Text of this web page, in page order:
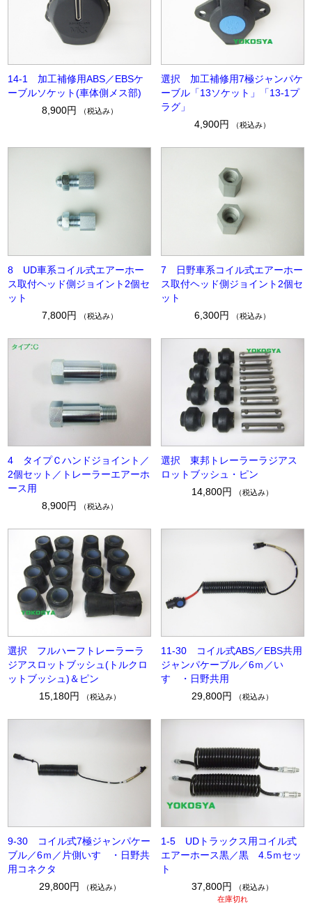
14-1 加工補修用ABS／EBSケ
ーブルソケット(車体側メス部)
8,900円
（税込み）
選択 加工補修用7極ジャンパケ
ーブル「13ソケット」「13-1プ
ラグ」
4,900円
（税込み）
8 UD車系コイル式エアーホー
ス取付ヘッド側ジョイント2個セ
ット
7,800円
（税込み）
7 日野車系コイル式エアーホー
ス取付ヘッド側ジョイント2個セ
ット
6,300円
（税込み）
4 タイプＣハンドジョイント／
2個セット／トレーラーエアーホ
ース用
8,900円
（税込み）
選択 東邦トレーラーラジアス
ロットブッシュ・ピン
14,800円
（税込み）
選択 フルハーフトレーラーラ
ジアスロットブッシュ(トルクロ
ットブッシュ)＆ピン
15,180円
（税込み）
11-30 コイル式ABS／EBS共用
ジャンパケーブル／6ｍ／い
すゞ・日野共用
29,800円
（税込み）
9-30 コイル式7極ジャンパケー
ブル／6ｍ／片側いすゞ・日野共
用コネクタ
29,800円
（税込み）
1-5 UDトラックス用コイル式
エアーホース黒／黒 4.5ｍセッ
ト
37,800円
（税込み）
在庫切れ